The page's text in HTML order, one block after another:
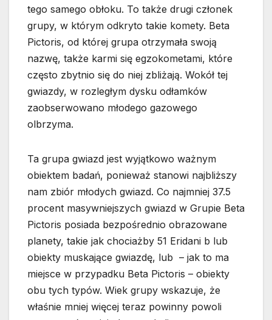
tego samego obłoku. To także drugi członek
grupy, w którym odkryto takie komety. Beta
Pictoris, od której grupa otrzymała swoją
nazwę, także karmi się egzokometami, które
często zbytnio się do niej zbliżają. Wokół tej
gwiazdy, w rozległym dysku odłamków
zaobserwowano młodego gazowego
olbrzyma.
Ta grupa gwiazd jest wyjątkowo ważnym
obiektem badań, ponieważ stanowi najbliższy
nam zbiór młodych gwiazd. Co najmniej 37.5
procent masywniejszych gwiazd w Grupie Beta
Pictoris posiada bezpośrednio obrazowane
planety, takie jak chociażby 51 Eridani b lub
obiekty muskające gwiazdę, lub – jak to ma
miejsce w przypadku Beta Pictoris – obiekty
obu tych typów. Wiek grupy wskazuje, że
właśnie mniej więcej teraz powinny powoli